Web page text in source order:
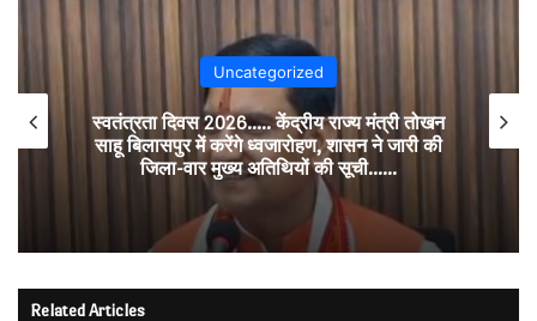
Uncategorized
स्वतंत्रता दिवस 2026….. केंद्रीय राज्य मंत्री तोखन
साहू बिलासपुर में करेंगे ध्वजारोहण, शासन ने जारी की
जिला-वार मुख्य अतिथियों की सूची……
Related Articles